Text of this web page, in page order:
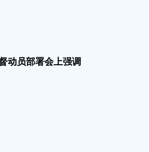
动员部署会上强调